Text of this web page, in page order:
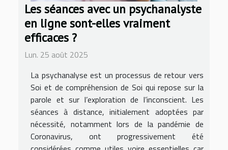
Les séances avec un psychanalyste
en ligne sont-elles vraiment
efficaces ?
Lun. 25 août 2025
La psychanalyse est un processus de retour vers
Soi et de compréhension de Soi qui repose sur la
parole et sur l’exploration de l’inconscient. Les
séances à distance, initialement adoptées par
nécessité, notamment lors de la pandémie de
Coronavirus, ont progressivement été